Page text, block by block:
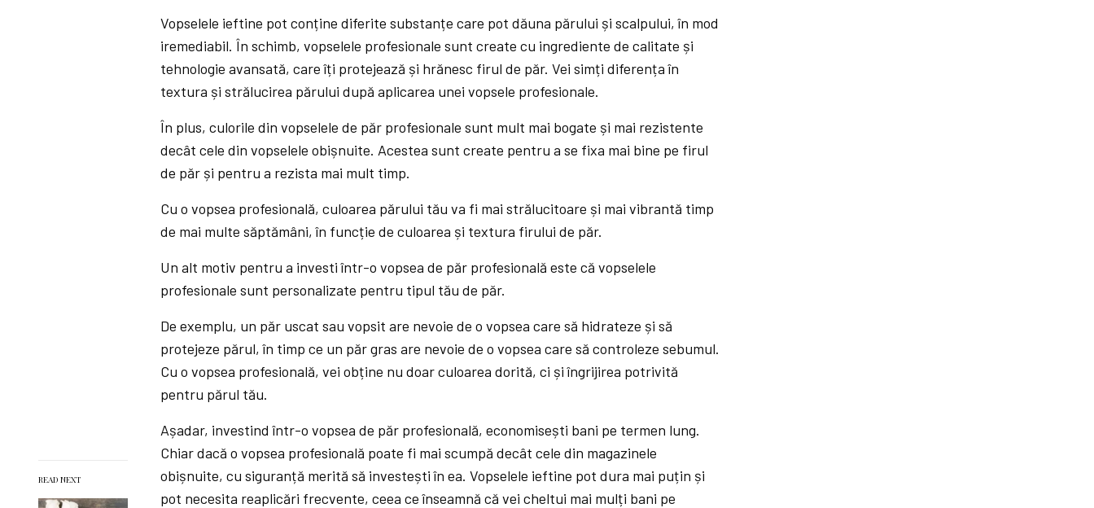
READ NEXT
Vopselele ieftine pot conține diferite substanțe care pot dăuna părului și scalpului, în mod
iremediabil. În schimb, vopselele profesionale sunt create cu ingrediente de calitate și
tehnologie avansată, care îți protejează și hrănesc firul de păr. Vei simți diferența în
textura și strălucirea părului după aplicarea unei vopsele profesionale.
În plus, culorile din vopselele de păr profesionale sunt mult mai bogate și mai rezistente
decât cele din vopselele obișnuite. Acestea sunt create pentru a se fixa mai bine pe firul
de păr și pentru a rezista mai mult timp.
Cu o vopsea profesională, culoarea părului tău va fi mai strălucitoare și mai vibrantă timp
de mai multe săptămâni, în funcție de culoarea și textura firului de păr.
Un alt motiv pentru a investi într-o vopsea de păr profesională este că vopselele
profesionale sunt personalizate pentru tipul tău de păr.
De exemplu, un păr uscat sau vopsit are nevoie de o vopsea care să hidrateze și să
protejeze părul, în timp ce un păr gras are nevoie de o vopsea care să controleze sebumul.
Cu o vopsea profesională, vei obține nu doar culoarea dorită, ci și îngrijirea potrivită
pentru părul tău.
Așadar, investind într-o vopsea de păr profesională, economisești bani pe termen lung.
Chiar dacă o vopsea profesională poate fi mai scumpă decât cele din magazinele
obișnuite, cu siguranță merită să investești în ea. Vopselele ieftine pot dura mai puțin și
pot necesita reaplicări frecvente, ceea ce înseamnă că vei cheltui mai mulți bani pe